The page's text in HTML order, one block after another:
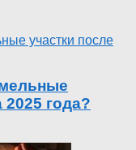
2025 года?